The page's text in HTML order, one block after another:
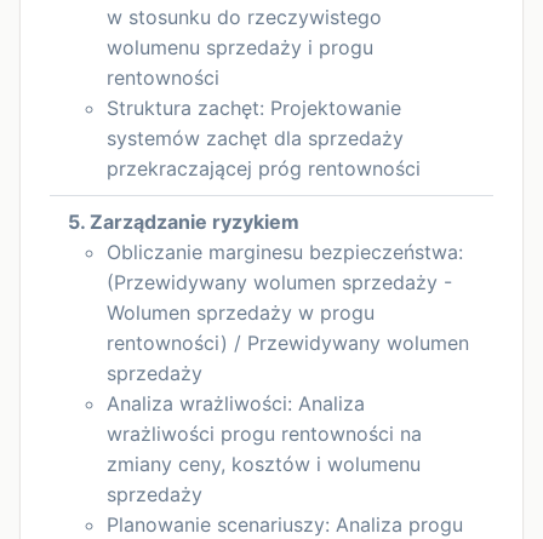
w stosunku do rzeczywistego
wolumenu sprzedaży i progu
rentowności
Struktura zachęt: Projektowanie
systemów zachęt dla sprzedaży
przekraczającej próg rentowności
5. Zarządzanie ryzykiem
Obliczanie marginesu bezpieczeństwa:
(Przewidywany wolumen sprzedaży -
Wolumen sprzedaży w progu
rentowności) / Przewidywany wolumen
sprzedaży
Analiza wrażliwości: Analiza
wrażliwości progu rentowności na
zmiany ceny, kosztów i wolumenu
sprzedaży
Planowanie scenariuszy: Analiza progu